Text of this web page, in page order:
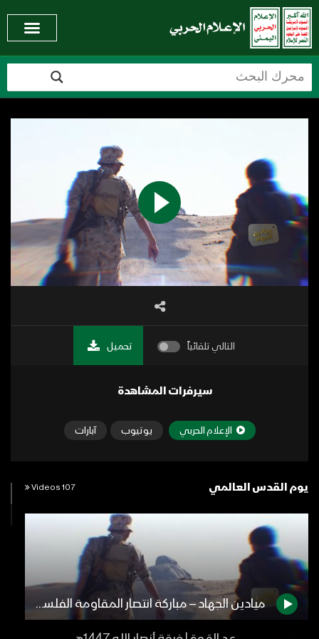
التالي تلقائياً تحميل
سيرفرات المشاهدة
الإعلام الحربي يوتيوب آبارات
يوم القدس العالمي 107 Videos
ميادين الجهاد – مباركة انتصار المقاومة الفلسطينية في معركة سيف القدس – من جبهات الجوف